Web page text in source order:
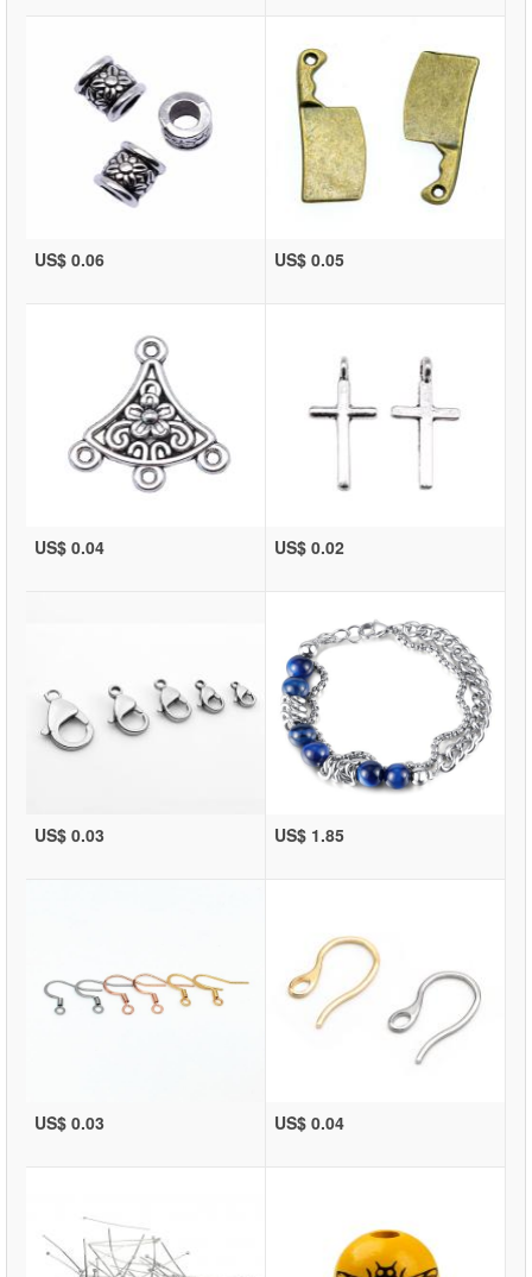
US$ 0.06 US$ 0.05
US$ 0.04 US$ 0.02
US$ 0.03 US$ 1.85
US$ 0.03 US$ 0.04